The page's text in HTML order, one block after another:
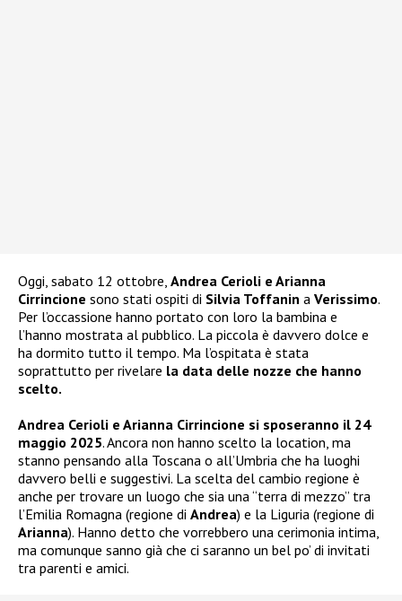
Oggi, sabato 12 ottobre, Andrea Cerioli e Arianna
Cirrincione sono stati ospiti di Silvia Toffanin a Verissimo.
Per l’occassione hanno portato con loro la bambina e
l’hanno mostrata al pubblico. La piccola è davvero dolce e
ha dormito tutto il tempo. Ma l’ospitata è stata
soprattutto per rivelare la data delle nozze che hanno
scelto.
Andrea Cerioli e Arianna Cirrincione si sposeranno il 24
maggio 2025. Ancora non hanno scelto la location, ma
stanno pensando alla Toscana o all’Umbria che ha luoghi
davvero belli e suggestivi. La scelta del cambio regione è
anche per trovare un luogo che sia una “terra di mezzo” tra
l’Emilia Romagna (regione di Andrea) e la Liguria (regione di
Arianna). Hanno detto che vorrebbero una cerimonia intima,
ma comunque sanno già che ci saranno un bel po’ di invitati
tra parenti e amici.